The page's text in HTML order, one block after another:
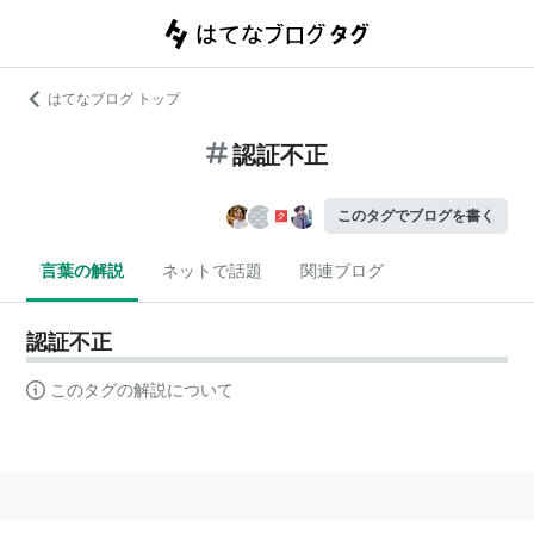
はてなブログ トップ
認証不正
このタグでブログを書く
言葉の解説 ネットで話題 関連ブログ
認証不正
このタグの解説について